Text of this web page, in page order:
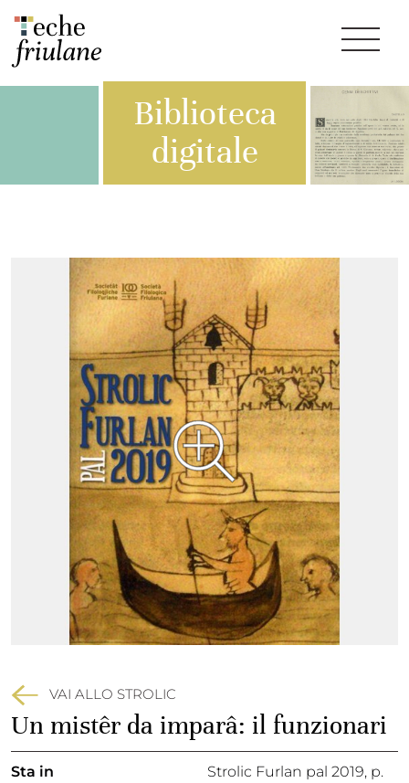
Biblioteca
digitale
VAI ALLO STROLIC
Un mistêr da imparâ: il funzionari
Sta in Strolic Furlan pal 2019, p.